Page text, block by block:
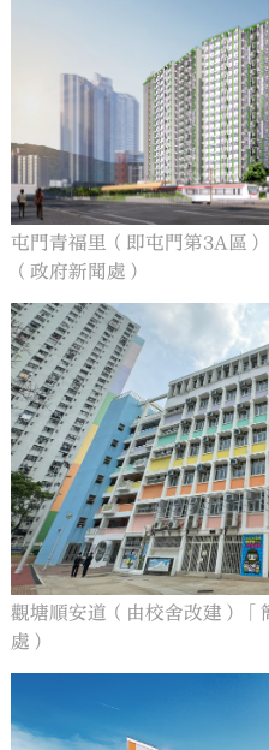
屯門青福里（即屯門第3A區）
（政府新聞處）
觀塘順安道（由校舍改建）
處）